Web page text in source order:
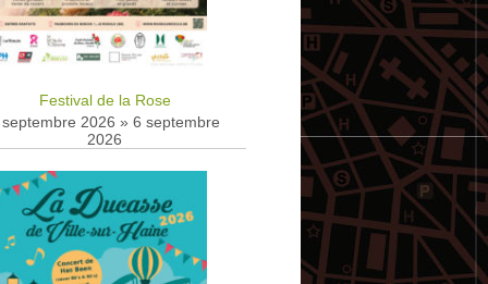
Festival de la Rose
2026 » 6 septembre
2026